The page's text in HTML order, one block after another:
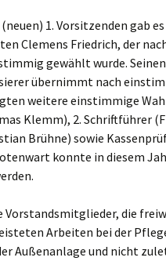
1. Vorsitzenden gab
Clemens Friedrich, der
gewählt wurde.
übernimmt nach
weitere einstimmige
Klemm), 2. Schriftführer
Brühne) sowie
konnte in diesem
Vorstandsmitglieder, die
Arbeiten bei der
Außenanlage und nicht